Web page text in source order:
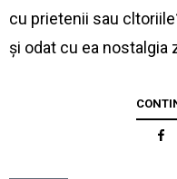
cu prietenii sau
și odatӑ cu ea nostalgia